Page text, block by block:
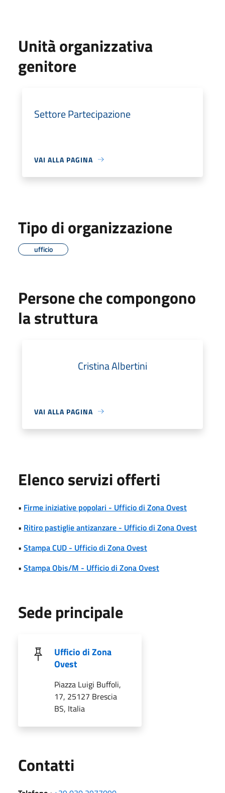
Unità organizzativa
genitore
Settore Partecipazione
VAI ALLA PAGINA
Tipo di organizzazione
ufficio
Persone che compongono
la struttura
Cristina Albertini
VAI ALLA PAGINA
Elenco servizi offerti
• Firme iniziative popolari - Ufficio di Zona Ovest
• Ritiro pastiglie antizanzare - Ufficio di Zona Ovest
• Stampa CUD - Ufficio di Zona Ovest
• Stampa Obis/M - Ufficio di Zona Ovest
Sede principale
Ufficio di Zona
Ovest
Piazza Luigi Buffoli,
17, 25127 Brescia
BS, Italia
Contatti